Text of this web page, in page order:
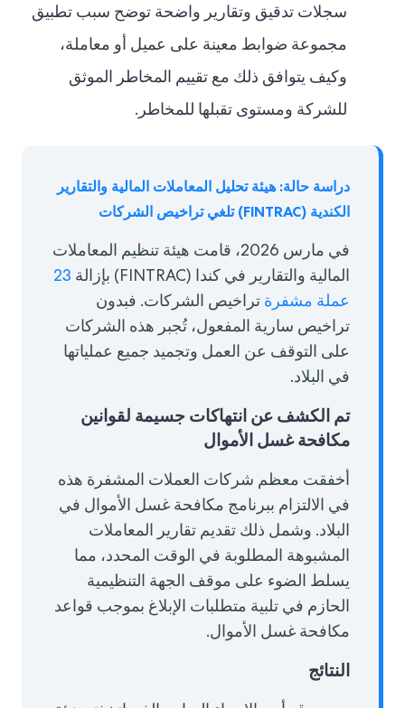
سجلات تدقيق وتقارير واضحة توضح سبب تطبيق
مجموعة ضوابط معينة على عميل أو معاملة،
وكيف يتوافق ذلك مع تقييم المخاطر الموثق
للشركة ومستوى تقبلها للمخاطر.
دراسة حالة: هيئة تحليل المعاملات المالية والتقارير
الكندية (FINTRAC) تلغي تراخيص الشركات
في مارس 2026، قامت هيئة تنظيم المعاملات
المالية والتقارير في كندا (FINTRAC) بإزالة
23
عملة مشفرة تراخيص الشركات. فبدون
تراخيص سارية المفعول، تُجبر هذه الشركات
على التوقف عن العمل وتجميد جميع عملياتها
في البلاد.
تم الكشف عن انتهاكات جسيمة لقوانين
مكافحة غسل الأموال
أخفقت معظم شركات العملات المشفرة هذه
في الالتزام ببرنامج مكافحة غسل الأموال في
البلاد. وشمل ذلك تقديم تقارير المعاملات
المشبوهة المطلوبة في الوقت المحدد، مما
يسلط الضوء على موقف الجهة التنظيمية
الحازم في تلبية متطلبات الإبلاغ بموجب قواعد
مكافحة غسل الأموال.
النتائج